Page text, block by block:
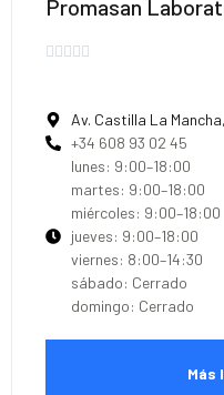
Promasan
    
Av. Castilla La
+34 608 93 02 45
lunes: 9:00–18:00
martes: 9:00–18:00
miércoles: 9:00–18:00
jueves: 9:00–18:00
viernes: 8:00–14:30
sábado: Cerrado
domingo: Cerrado
Más